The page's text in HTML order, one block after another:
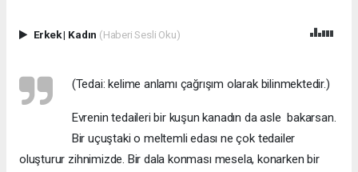
Erkek| Kadın (Haberi Sesli Oku)
(Tedai: kelime anlamı çağrışım olarak bilinmektedir.)
Evrenin tedaileri bir kuşun kanadın da asle bakarsan.
Bir uçuştaki o meltemli edası ne çok tedailer
oluşturur zihnimizde. Bir dala konması mesela, konarken bir